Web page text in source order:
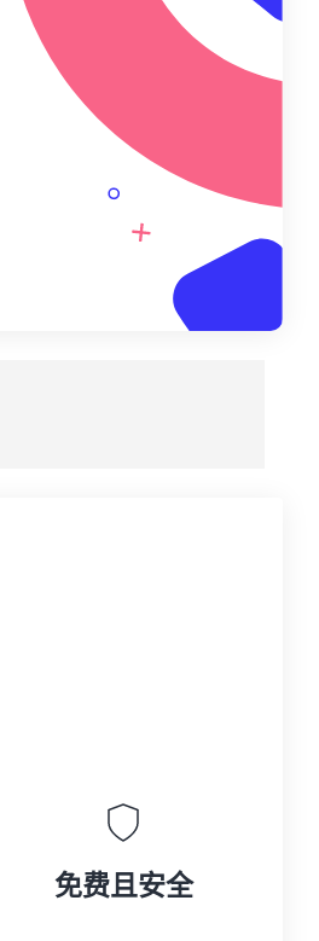
另存为预设
免费且安全